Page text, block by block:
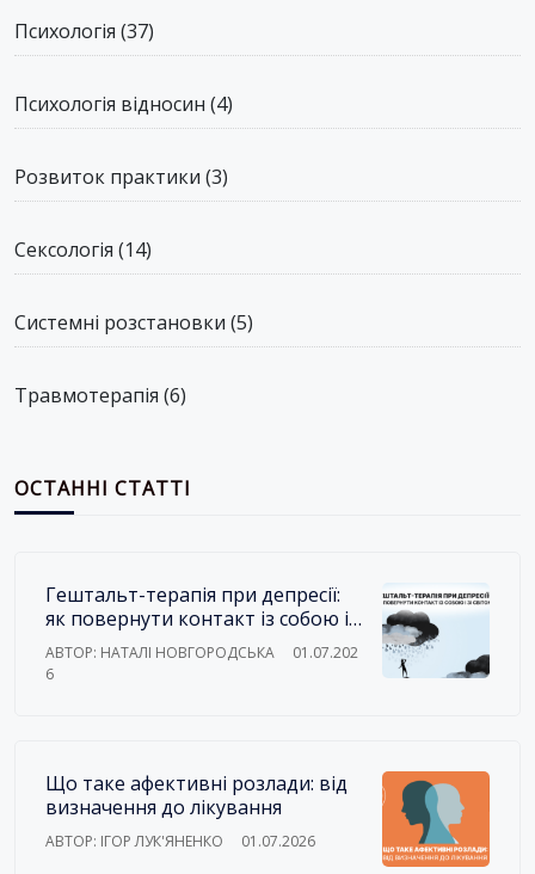
Психологія (37)
Психологія відносин (4)
Розвиток практики (3)
Сексологія (14)
Системні розстановки (5)
Травмотерапія (6)
ОСТАННІ СТАТТІ
Гештальт-терапія при депресії:
як повернути контакт із собою і
зі світом
АВТОР: НАТАЛІ НОВГОРОДСЬКА
01.07.202
6
Що таке афективні розлади: від
визначення до лікування
АВТОР: ІГОР ЛУК'ЯНЕНКО 01.07.2026